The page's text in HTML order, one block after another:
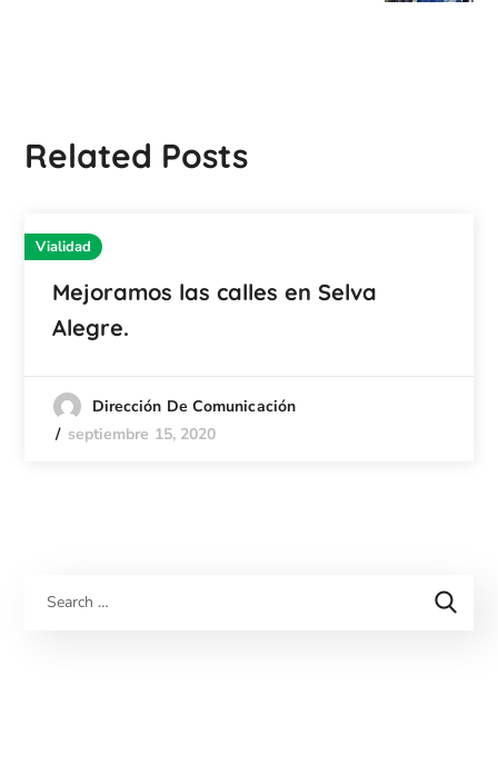
Related Posts
Vialidad
Mejoramos las calles en Selva
Alegre.
Dirección De Comunicación
septiembre 15, 2020